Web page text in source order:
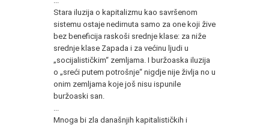
Stara iluzija o kapitalizmu kao savršenom
sistemu ostaje nedirnuta samo za one koji žive
bez beneficija raskoši srednje klase: za niže
srednje klase Zapada i za većinu ljudi u
„socijalističkim“ zemljama. I buržoaska iluzija
o „sreći putem potrošnje“ nigdje nije življa no u
onim zemljama koje još nisu ispunile
buržoaski san.
Mnoga bi zla današnjih kapitalističkih i